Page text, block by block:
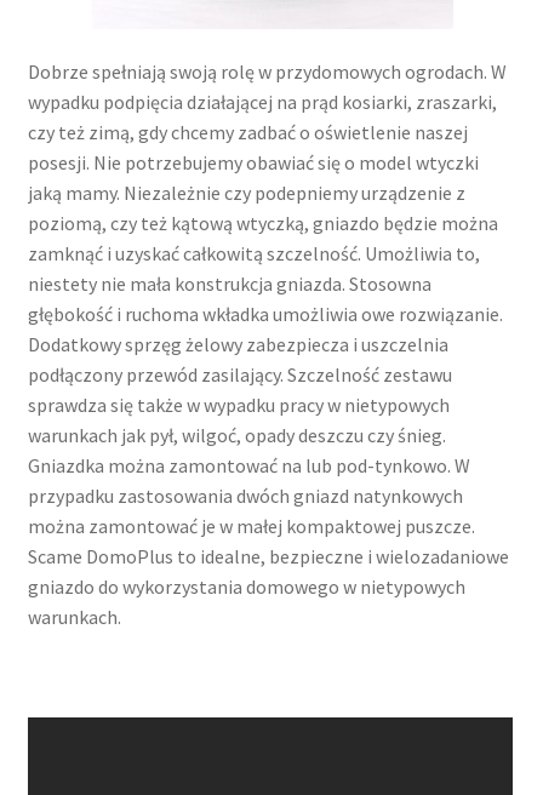
Dobrze spełniają swoją rolę w przydomowych ogrodach. W
wypadku podpięcia działającej na prąd kosiarki, zraszarki,
czy też zimą, gdy chcemy zadbać o oświetlenie naszej
posesji. Nie potrzebujemy obawiać się o model wtyczki
jaką mamy. Niezależnie czy podepniemy urządzenie z
poziomą, czy też kątową wtyczką, gniazdo będzie można
zamknąć i uzyskać całkowitą szczelność. Umożliwia to,
niestety nie mała konstrukcja gniazda. Stosowna
głębokość i ruchoma wkładka umożliwia owe rozwiązanie.
Dodatkowy sprzęg żelowy zabezpiecza i uszczelnia
podłączony przewód zasilający. Szczelność zestawu
sprawdza się także w wypadku pracy w nietypowych
warunkach jak pył, wilgoć, opady deszczu czy śnieg.
Gniazdka można zamontować na lub pod-tynkowo. W
przypadku zastosowania dwóch gniazd natynkowych
można zamontować je w małej kompaktowej puszcze.
Scame DomoPlus to idealne, bezpieczne i wielozadaniowe
gniazdo do wykorzystania domowego w nietypowych
warunkach.